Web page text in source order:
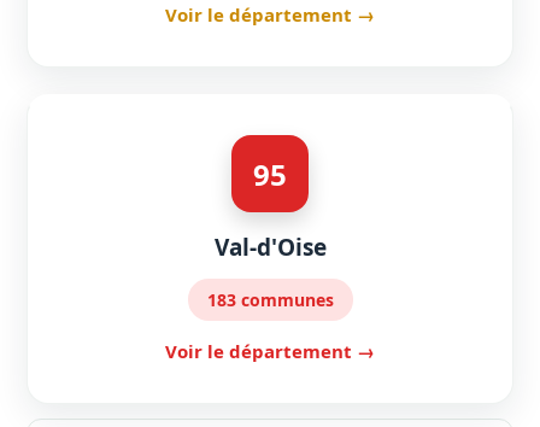
Voir le département →
95
Val-d'Oise
183 communes
Voir le département →